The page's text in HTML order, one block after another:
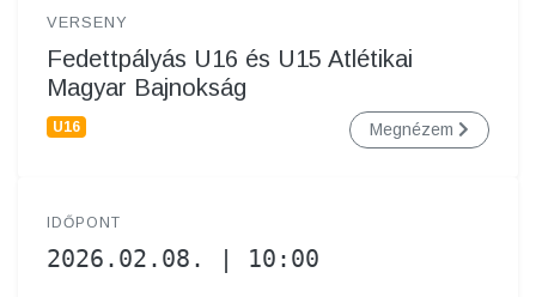
VERSENY
Fedettpályás U16 és U15 Atlétikai
Magyar Bajnokság
U16 Megnézem
IDŐPONT
2026.02.08. | 10:00